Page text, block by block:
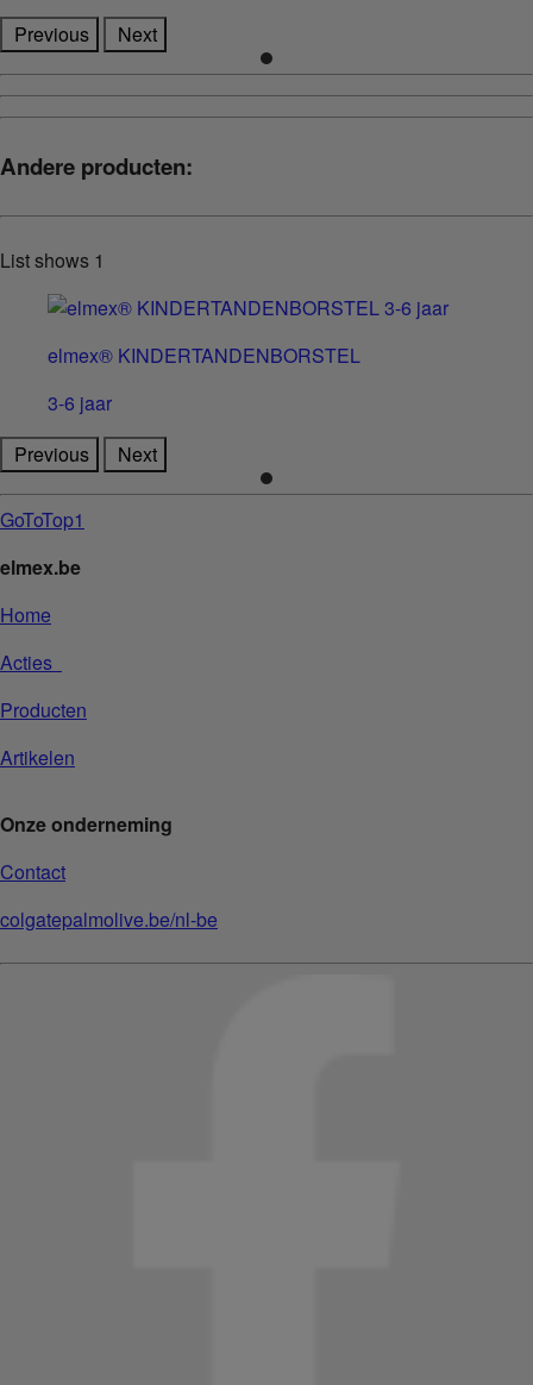
Previous Next
Andere producten:
List shows 1
elmex® KINDERTANDENBORSTEL
3-6 jaar
Previous
Next
GoToTop1
elmex.be
Home
Acties
Producten
Artikelen
Onze onderneming
Contact
colgatepalmolive.be/nl-be